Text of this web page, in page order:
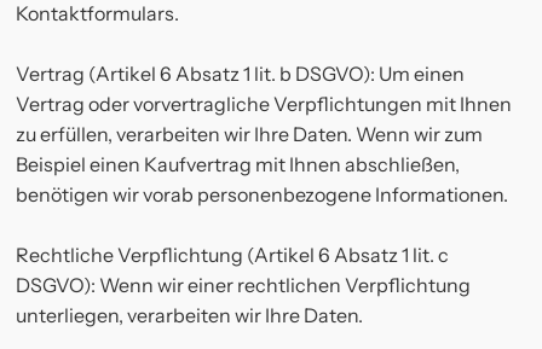
Kontaktformulars.
Vertrag (Artikel 6 Absatz 1 lit. b DSGVO): Um einen
Vertrag oder vorvertragliche Verpflichtungen mit Ihnen
zu erfüllen, verarbeiten wir Ihre Daten. Wenn wir zum
Beispiel einen Kaufvertrag mit Ihnen abschließen,
benötigen wir vorab personenbezogene Informationen.
Rechtliche Verpflichtung (Artikel 6 Absatz 1 lit. c
DSGVO): Wenn wir einer rechtlichen Verpflichtung
unterliegen, verarbeiten wir Ihre Daten.